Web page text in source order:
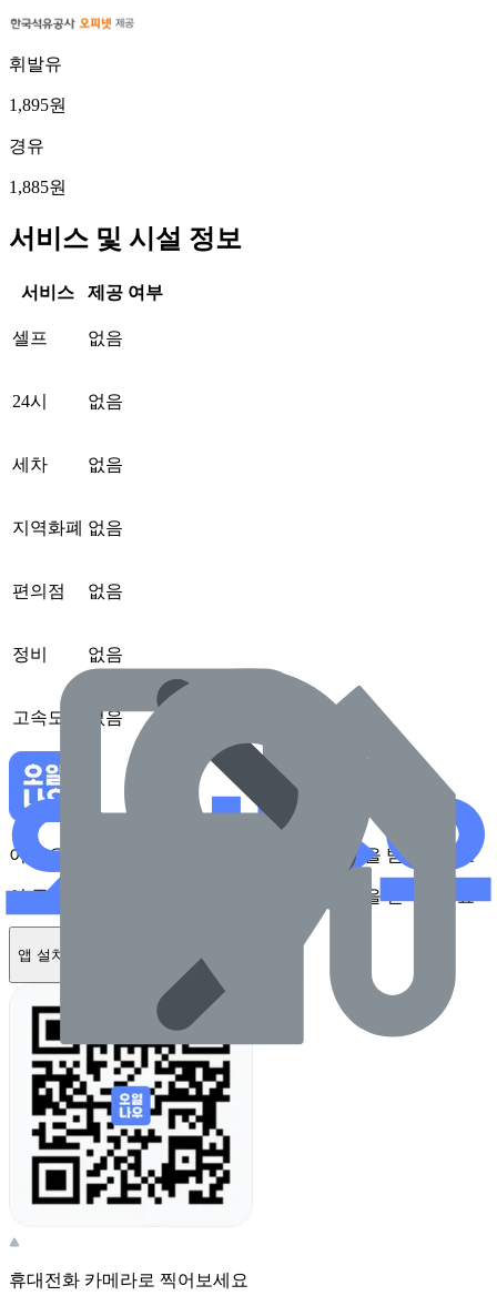
휘발유
1,895원
경유
1,885원
서비스 및 시설 정보
서비스 제공 여부
셀프 없음
24시 없음
세차 없음
지역화폐 없음
편의점 없음
정비 없음
고속도로 없음
이 주유소를 앱에서 확인하고 최대 1만원 혜택을 받아보세요
이 주유소를 앱에서 확인하고 최대 1만원 혜택을 받아보세요
앱 설치하기
휴대전화 카메라로 찍어보세요